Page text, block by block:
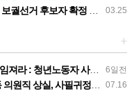
03.25
선거 후보자 확정 공고
+
6일전
한 진상규명과 재발방지 대책 마련하라
07.16
직 상실, 사필귀정이다